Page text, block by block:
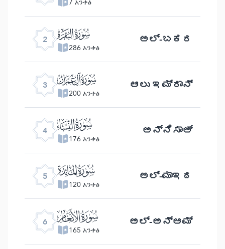
2 ﮎ
286 አንቀፅ ಅಲ್- ಬಕರ
3 ﮏ
200 አንቀፅ ಆಲು ಇಮ್ರಾನ್
4 ﮐ
176 አንቀፅ ಅನ್ನಿಸಾಅ್
5 ﮑ
120 አንቀፅ ಅಲ್ -ಮಾಇದ
6 ﮒ
165 አንቀፅ ಅಲ್- ಅನ್ ಆಮ್